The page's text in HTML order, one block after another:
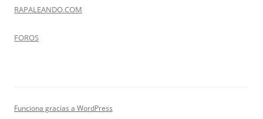
RAPALEANDO.COM
FOROS
Funciona gracias a WordPress